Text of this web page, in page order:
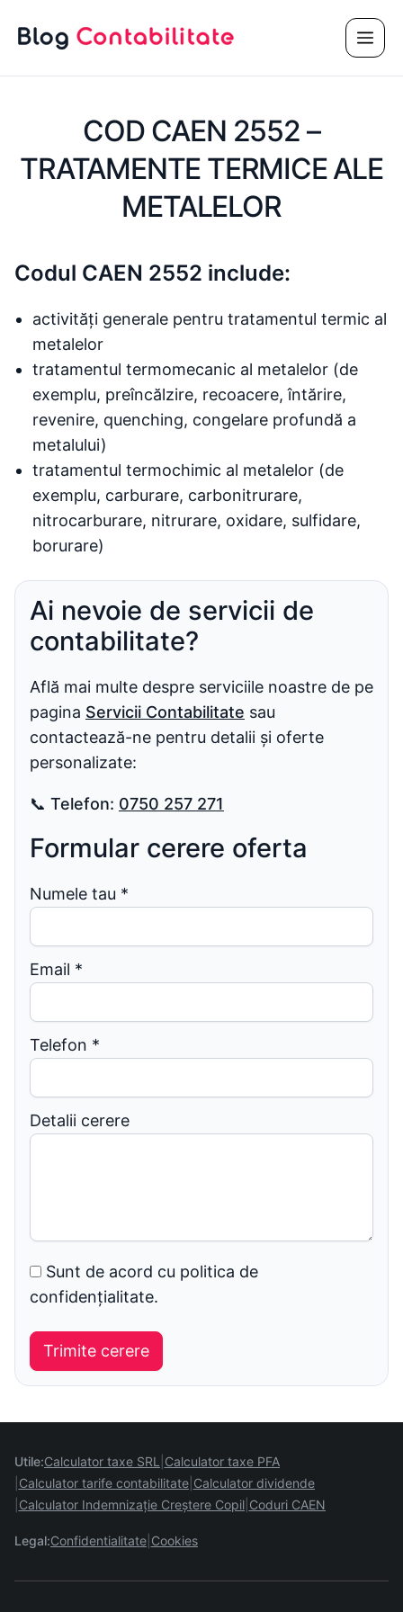
COD CAEN 2552 –
TRATAMENTE TERMICE ALE
METALELOR
Codul CAEN 2552 include:
activități generale pentru tratamentul termic al
metalelor
tratamentul termomecanic al metalelor (de
exemplu, preîncălzire, recoacere, întărire,
revenire, quenching, congelare profundă a
metalului)
tratamentul termochimic al metalelor (de
exemplu, carburare, carbonitrurare,
nitrocarburare, nitrurare, oxidare, sulfidare,
borurare)
Ai nevoie de servicii de
contabilitate?
Află mai multe despre serviciile noastre de pe
pagina Servicii Contabilitate sau
contactează-ne pentru detalii și oferte
personalizate:
📞 Telefon: 0750 257 271
Formular cerere oferta
Numele tau *
Email *
Telefon *
Detalii cerere
Sunt de acord cu politica de
confidențialitate.
Utile:Calculator taxe SRL
Calculator taxe PFA
Calculator tarife contabilitate Calculator dividende
Calculator Indemnizație Creștere Copil Coduri CAEN
Legal:Confidentialitate Cookies